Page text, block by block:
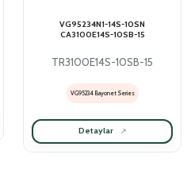
VG95234N1-14S-10SN
CA3100E14S-10SB-15
TR3100E14S-10SB-15
VG95234 Bayonet Series
Detaylar